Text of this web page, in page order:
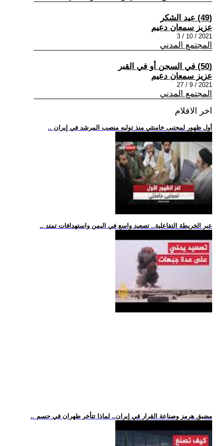
(49) عيد الشكر
عزيز سمعان دعيم
2021 / 10 / 3
المجتمع المدني
(50) في السجن أو في القبر
عزيز سمعان دعيم
2021 / 9 / 27
المجتمع المدني
اخر الافلام
.. أول ظهور لمجتبى خامنئي منذ توليه منصب المرشد في إيران
.. عبر الخريطة التفاعلية.. تصعيد واسع في اليمن واستهدافات تمتد
.. مضيق هرمز وصناعة القرار في إيران.. لماذا تتأخر طهران في حسم